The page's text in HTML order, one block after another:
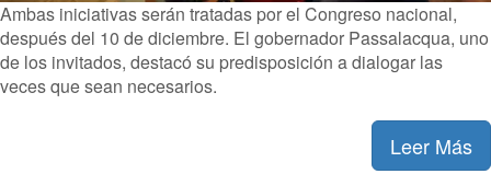
Ambas iniciativas serán tratadas por el Congreso nacional,
después del 10 de diciembre. El gobernador Passalacqua, uno
de los invitados, destacó su predisposición a dialogar las
veces que sean necesarios.
Leer Más